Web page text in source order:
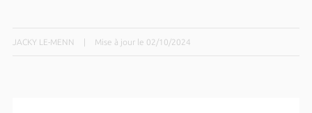
JACKY LE-MENN Mise à jour le 02/10/2024